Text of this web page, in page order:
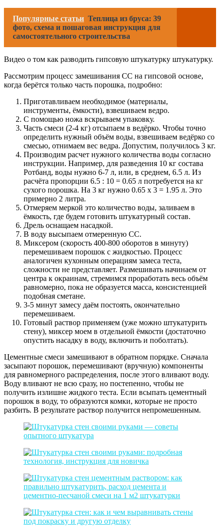
Популярные статьи Теплица из бруса: 39
фото, схема и пошаговая инструкция для
самостоятельного строительства
Видео о том как разводить гипсовую штукатурку штукатурку.
Рассмотрим процесс замешивания СС на гипсовой основе,
когда берётся только часть порошка, подробно:
Приготавливаем необходимое (материалы,
инструменты, ёмкости), взвешиваем ведро.
С помощью ножа вскрываем упаковку.
Часть смеси (2-4 кг) отсыпаем в ведёрко. Чтобы точно
определить нужный объём воды, взвешиваем ведёрко со
смесью, отнимаем вес ведра. Допустим, получилось 3 кг.
Производим расчет нужного количества воды согласно
инструкции. Например, для разведения 10 кг состава
Ротбанд, воды нужно 6-7 л, или, в среднем, 6.5 л. Из
расчёта пропорции 6.5 : 10 = 0.65 л потребуется на кг
сухого порошка. На 3 кг нужно 0.65 х 3 = 1.95 л. Это
примерно 2 литра.
Отмеряем меркой это количество воды, заливаем в
ёмкость, где будем готовить штукатурный состав.
Дрель оснащаем насадкой.
В воду высыпаем отмеренную СС.
Миксером (скорость 400-800 оборотов в минуту)
перемешиваем порошок с жидкостью. Процесс
аналогичен кухонным операциям замеса теста,
сложности не представляет. Размешивать начинаем от
центра к окраинам, стремимся проработать весь объём
равномерно, пока не образуется масса, консистенцией
подобная сметане.
3-5 минут замесу даём постоять, окончательно
перемешиваем.
Готовый раствор применяем (уже можно штукатурить
стену), миксер моем в отдельной ёмкости (достаточно
опустить насадку в воду, включить и поболтать).
Цементные смеси замешивают в обратном порядке. Сначала
засыпают порошок, перемешивают (вручную) компоненты
для равномерного распределения, после этого вливают воду.
Воду вливают не всю сразу, но постепенно, чтобы не
получить излишне жидкого теста. Если всыпать цементный
порошок в воду, то образуются комки, которые не просто
разбить. В результате раствор получится непромешенным.